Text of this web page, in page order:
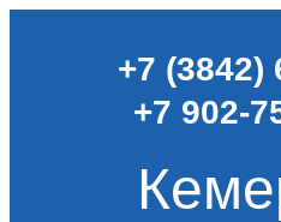
+7 (3842)
+7 902-